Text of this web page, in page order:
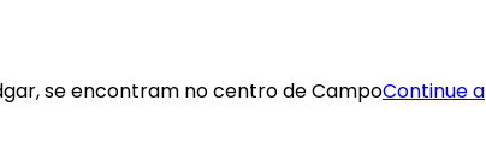
se encontram no centro de CampoContinue a